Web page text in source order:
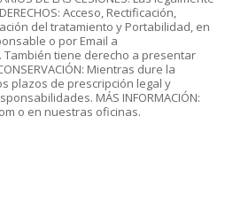
Acceso, Rectificación,
del tratamiento y Portabilidad, en
o por Email a
También tiene derecho a presentar
Mientras dure la
plazos de prescripción legal y
MÁS INFORMACIÓN:
o en nuestras oficinas.